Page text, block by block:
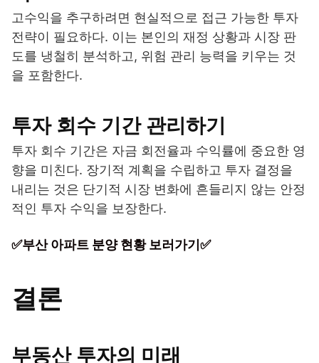
고수익을 추구하려면 현실적으로 접근 가능한 투자
전략이 필요하다. 이는 본인의 재정 상황과 시장 판
도를 냉철히 분석하고, 위험 관리 능력을 키우는 것
을 포함한다.
투자 회수 기간 관리하기
투자 회수 기간은 자금 회전율과 수익률에 중요한 영
향을 미친다. 장기적 계획을 수립하고 투자 결정을
내리는 것은 단기적 시장 변화에 흔들리지 않는 안정
적인 투자 수익을 보장한다.
✅부산 아파트 분양 현황 보러가기✅
결론
부동산 투자의 미래